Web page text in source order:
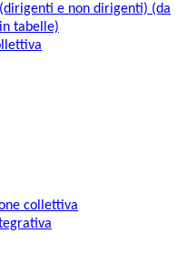
e non dirigenti) (da
tabelle)
collettiva